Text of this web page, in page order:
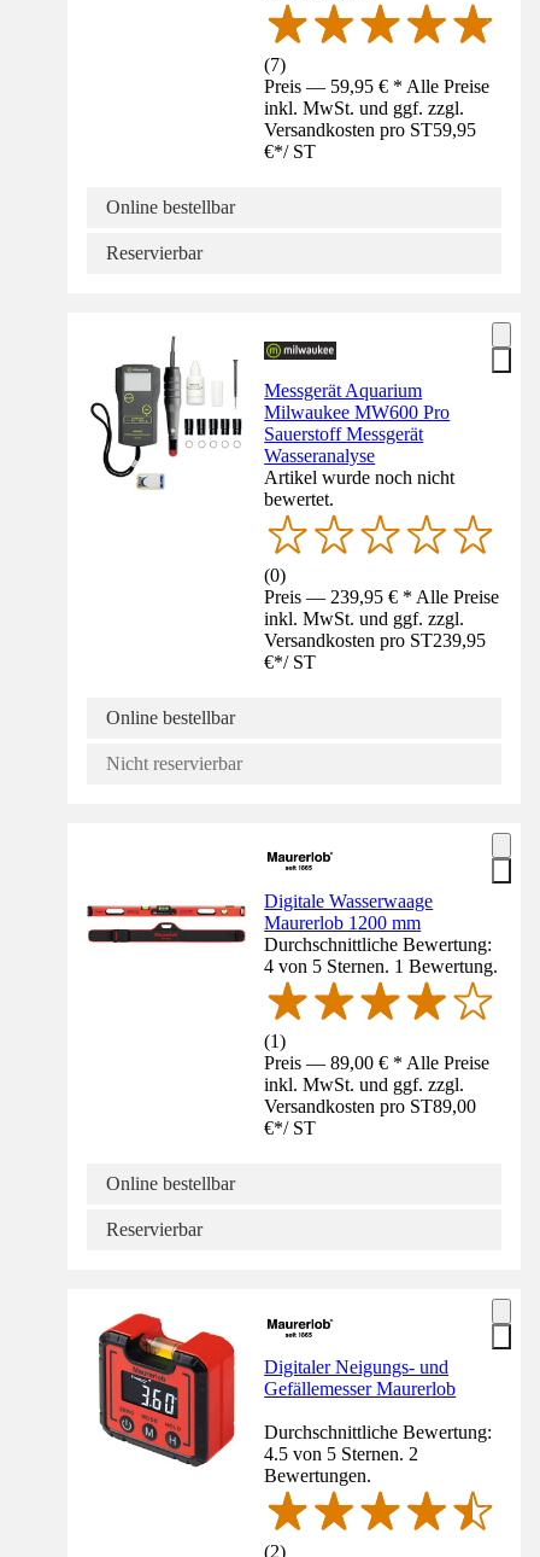
(7)
Preis — 59,95 € * Alle Preise
inkl. MwSt. und ggf. zzgl.
Versandkosten pro ST59,95
€*/ ST
Online bestellbar
Reservierbar
Messgerät Aquarium
Milwaukee MW600 Pro
Sauerstoff Messgerät
Wasseranalyse
Artikel wurde noch nicht
bewertet.
(0)
Preis — 239,95 € * Alle Preise
inkl. MwSt. und ggf. zzgl.
Versandkosten pro ST239,95
€*/ ST
Online bestellbar
Nicht reservierbar
Digitale Wasserwaage
Maurerlob 1200 mm
Durchschnittliche Bewertung:
4 von 5 Sternen. 1 Bewertung.
(1)
Preis — 89,00 € * Alle Preise
inkl. MwSt. und ggf. zzgl.
Versandkosten pro ST89,00
€*/ ST
Online bestellbar
Reservierbar
Digitaler Neigungs- und
Gefällemesser Maurerlob
Durchschnittliche Bewertung:
4.5 von 5 Sternen. 2
Bewertungen.
(2)